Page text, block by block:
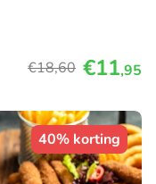
€18,60 €11,95
40% korting